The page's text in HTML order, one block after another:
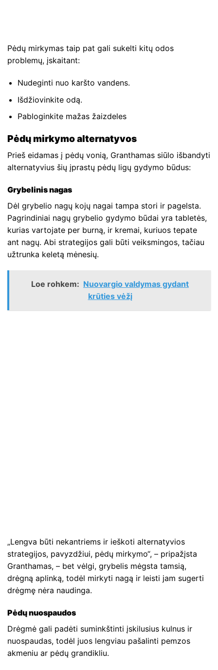
Pėdų mirkymas taip pat gali sukelti kitų odos
problemų, įskaitant:
Nudeginti nuo karšto vandens.
Išdžiovinkite odą.
Pabloginkite mažas žaizdeles
Pėdų mirkymo alternatyvos
Prieš eidamas į pėdų vonią, Granthamas siūlo išbandyti
alternatyvius šių įprastų pėdų ligų gydymo būdus:
Grybelinis nagas
Dėl grybelio nagų kojų nagai tampa stori ir pagelsta.
Pagrindiniai nagų grybelio gydymo būdai yra tabletės,
kurias vartojate per burną, ir kremai, kuriuos tepate
ant nagų. Abi strategijos gali būti veiksmingos, tačiau
užtrunka keletą mėnesių.
Loe rohkem: Nuovargio valdymas gydant
krūties vėžį
„Lengva būti nekantriems ir ieškoti alternatyvios
strategijos, pavyzdžiui, pėdų mirkymo“, – pripažįsta
Granthamas, – bet vėlgi, grybelis mėgsta tamsią,
drėgną aplinką, todėl mirkyti nagą ir leisti jam sugerti
drėgmę nėra naudinga.
Pėdų nuospaudos
Drėgmė gali padėti suminkštinti įskilusius kulnus ir
nuospaudas, todėl juos lengviau pašalinti pemzos
akmeniu ar pėdų grandikliu.